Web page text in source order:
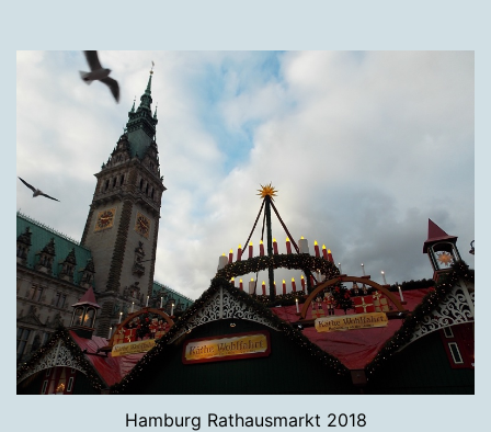
Hamburg Rathausmarkt 2018